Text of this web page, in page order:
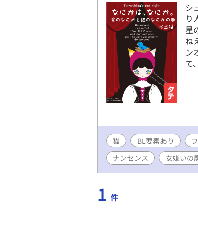
シ
り
星
ね
ン
て
猫 BL要素あり
ナンセンス
女嫌いの
1 件